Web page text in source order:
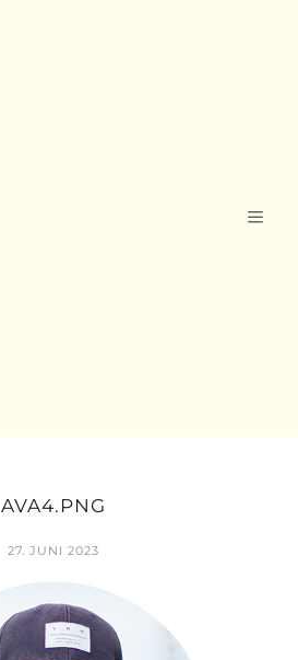
AVA4.PNG
27. JUNI 2023